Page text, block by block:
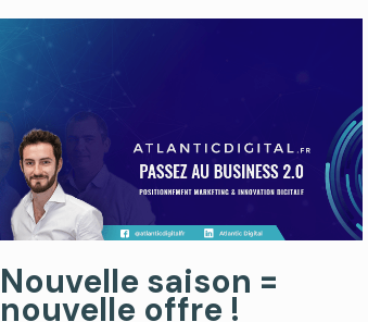
Nouvelle saison =
nouvelle offre !